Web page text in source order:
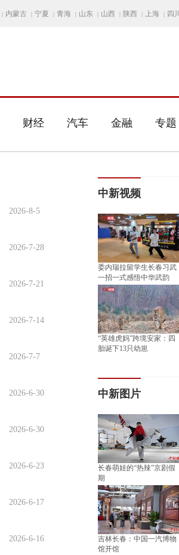
| 内蒙古 | 宁夏 | 青海 | 山东 | 山西 | 陕西 | 上海 | 四川
财经 汽车 金融 专题
2026-8-5
2026-7-28
2026-7-21
2026-7-14
2026-7-7
2026-6-30
2026-6-30
2026-6-23
2026-6-17
2026-6-16
中新视频
委内瑞拉留学生长春习武
一招一式感悟中华武韵
“英雄虎妈”跨境安家：四
胎诞下13只幼崽
中新图片
长春萌娃的“热辣”京剧假
期
吉林长春：中国一汽博物
馆开馆